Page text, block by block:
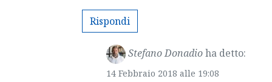
Rispondi
Stefano Donadioha detto:
14 Febbraio 2018 alle 19:08